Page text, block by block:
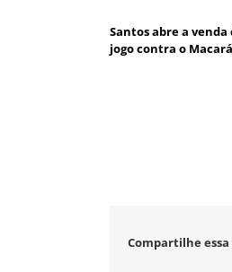
Santos abre a venda
jogo contra o Macará
Compartilhe